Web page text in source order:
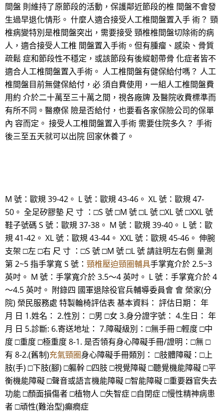
間盤 則維持了原節段的活動，保護鄰近節段的椎 間盤不會發
生過早退化情形。 什麼人適合接受人工椎間盤置入手 術？ 頸
椎病變特別是椎間盤突出，需要接受 頸椎椎間盤切除術的病
人，適合接受人工椎 間盤置入手術。但有腫瘤、感染、骨質
疏鬆 症和節段性不穩定，或該節段有後縱韌帶骨 化症者皆不
適合人工椎間盤置入手術。 人工椎間盤有健保給付嗎？ 人工
椎間盤目前無健保給付，必 須自費使用，一組人工椎間盤費
用約 介於二十萬至三十萬之間，視各廠牌 及醫院收費標準而
有所不同。醫療保 險是否給付，也要看各家保險公司的保單
內 容而定。 接受人工椎間盤置入手術 需要住院多久？ 手術
後三至五天就可以出院 回家休養了。
M 號：歐規 39-42。 L 號：歐規 43-46。 XL 號：歐規 47-
50。 全足矽膠墊 尺 寸 ：□S 號 □M 號 □L 號 □XL 號 □XXL 號
鞋子號碼 S 號：歐規 37-38。 M 號：歐規 39-40。 L 號：歐
規 41-42。 XL 號：歐規 43-44。 XXL 號：歐規 45-46。 伸腕
支架 □左 □右 尺 寸 ：□S 號 □M 號 □L 號 請註明左右側 量測
第 2~5 指手掌寬 S 號： 頸椎壓迫頸圈輔具手掌寬介於 2.5~3
英吋。 M 號：手掌寬介於 3.5～4 英吋。 L 號：手掌寬介於 4
～4.5 英吋。 附錄四 國軍退除役官兵輔導委員會 會 榮家(分
院) 榮民服務處 特製輪椅評估表 基本資料： 評估日期： 年
月 日 1.姓名： 2.性別： □男 □女 3.身分證字號： 4.生日： 年
月 日 5.診斷: 6.寄送地址： 7.障礙級別：□無手冊 □輕度 □中
度 □重度 □極重度 8-1. 是否領有身心障礙手冊/證明：□無 □
有 8-2.(舊制)充氣頸圈身心障礙手冊類別： □肢體障礙：□上
肢(手) □下肢(腳) □軀幹 □四肢 □視覺障礙 □聽覺機能障礙 □平
衡機能障礙 □聲音或語言機能障礙 □智能障礙 □重要器官失去
功能 □顏面損傷者 □植物人 □失智症 □自閉症 □慢性精神病患
者 □頑性(難治型)癲癇症